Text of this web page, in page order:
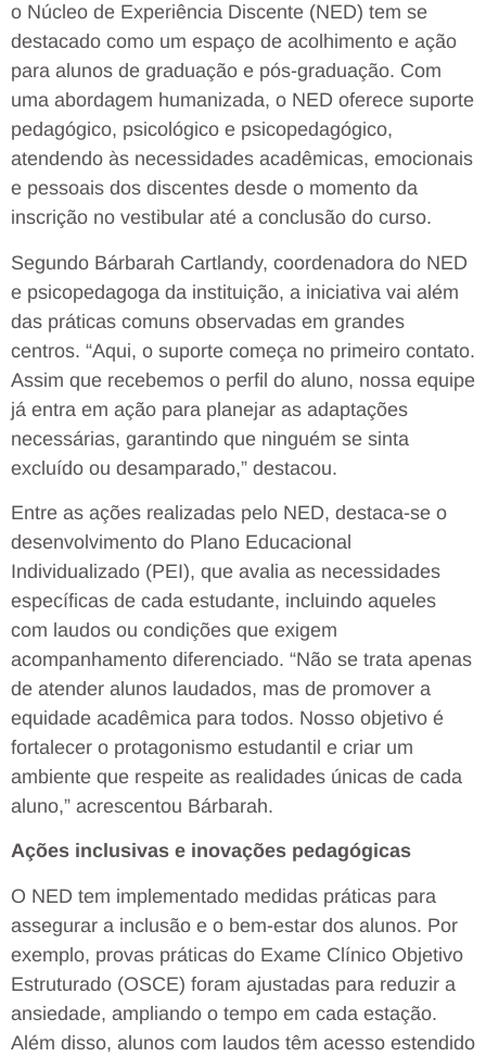
o Núcleo de Experiência Discente (NED) tem se
destacado como um espaço de acolhimento e ação
para alunos de graduação e pós-graduação. Com
uma abordagem humanizada, o NED oferece suporte
pedagógico, psicológico e psicopedagógico,
atendendo às necessidades acadêmicas, emocionais
e pessoais dos discentes desde o momento da
inscrição no vestibular até a conclusão do curso.
Segundo Bárbarah Cartlandy, coordenadora do NED
e psicopedagoga da instituição, a iniciativa vai além
das práticas comuns observadas em grandes
centros. “Aqui, o suporte começa no primeiro contato.
Assim que recebemos o perfil do aluno, nossa equipe
já entra em ação para planejar as adaptações
necessárias, garantindo que ninguém se sinta
excluído ou desamparado,” destacou.
Entre as ações realizadas pelo NED, destaca-se o
desenvolvimento do Plano Educacional
Individualizado (PEI), que avalia as necessidades
específicas de cada estudante, incluindo aqueles
com laudos ou condições que exigem
acompanhamento diferenciado. “Não se trata apenas
de atender alunos laudados, mas de promover a
equidade acadêmica para todos. Nosso objetivo é
fortalecer o protagonismo estudantil e criar um
ambiente que respeite as realidades únicas de cada
aluno,” acrescentou Bárbarah.
Ações inclusivas e inovações pedagógicas
O NED tem implementado medidas práticas para
assegurar a inclusão e o bem-estar dos alunos. Por
exemplo, provas práticas do Exame Clínico Objetivo
Estruturado (OSCE) foram ajustadas para reduzir a
ansiedade, ampliando o tempo em cada estação.
Além disso, alunos com laudos têm acesso estendido